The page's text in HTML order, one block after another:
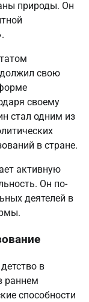
природы. Он
свою
своему
стал одним из
в стране.
активную
Он по-
деятелей в
в
раннем
способности